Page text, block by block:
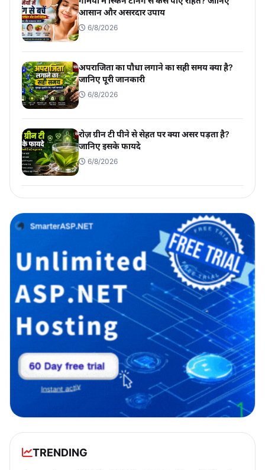
आसान और असरदार उपाय
6/8/2026
अपराजिता का पौधा लगाने का सही समय क्या है?
जानिए पूरी जानकारी
6/8/2026
रोज़ ग्रीन टी पीने से सेहत पर क्या असर पड़ता है?
जानिए इसके फायदे
6/8/2026
TRENDING